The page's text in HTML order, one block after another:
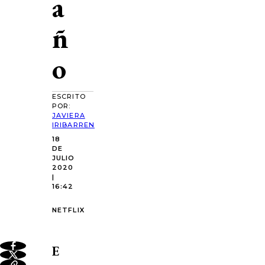
ñ
o
ESCRITO
POR:
JAVIERA
IRIBARREN
18
DE
JULIO
2020
|
16:42
NETFLIX
E